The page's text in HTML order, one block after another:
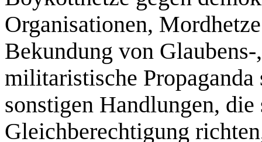
Organisationen,
Bekundung von
militaristische
sonstigen Handlungen, die
Gleichberechtigung